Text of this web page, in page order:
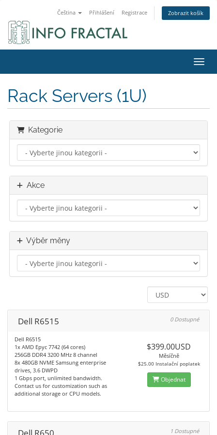
Čeština Přihlášení Registrace Zobrazit košík
Rack Servers (1U)
Kategorie
Akce
Výběr měny
Dell R6515 0 Dostupné
Dell R6515
1x AMD Epyc 7742 (64 cores)
256GB DDR4 3200 MHz 8 channel
8x 480GB NVME Samsung enterprise
drives, 3.6 DWPD
1 Gbps port, unlimited bandwidth.
Contact us for customization such as
additional storage or CPU models.
$399.00USD
Měsíčně
$25.00 Instalační poplatek
Objednat
1 Dostupné